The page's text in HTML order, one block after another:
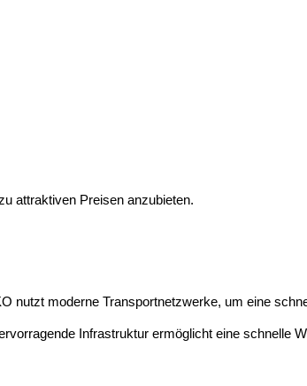
attraktiven Preisen anzubieten.
nutzt moderne Transportnetzwerke, um eine
Infrastruktur ermöglicht eine schnelle